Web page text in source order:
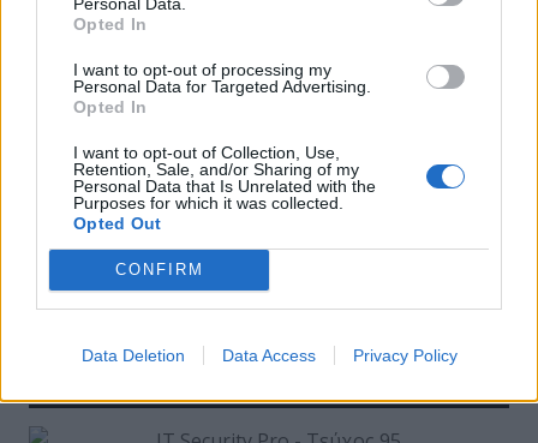
Opted In
I want to opt-out of processing my
Personal Data for Targeted Advertising.
Opted In
I want to opt-out of Collection, Use,
Retention, Sale, and/or Sharing of my
Personal Data that Is Unrelated with the
Purposes for which it was collected.
Opted Out
CONFIRM
Data Deletion Data Access Privacy Policy
ανάπτυξης για ασφαλή ψηφιακό
μετασχηματισμό και συμμόρφωση
16ο INFOCOM SECURITY 2026 : Από την
Αναγέννηση στην Ανθεκτικότητα της
Ψηφιακής Εποχής
ΕΓΓΡΑΦΗ ΣΤΟ NEWSLETTER